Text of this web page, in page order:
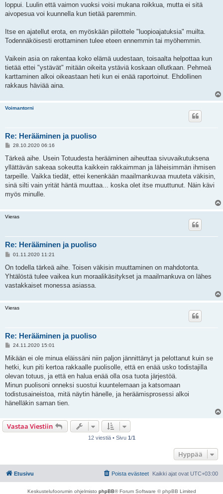
loppui. Luulin että vaimon vuoksi voisi mukana roikkua, mutta ei sitä
aivopesua voi kuunnella kun tietää paremmin.
Itse en ajatellut erota, en myöskään piilottele "luopioajatuksia" muilta.
Todennäköisesti erottaminen tulee eteen ennemmin tai myöhemmin.
Vaikein asia on rakentaa koko elämä uudestaan, toisaalta helpottaa kun
tietää ettei "ystävät" mitään oikeita ystäviä koskaan ollutkaan. Pehmeä
karttaminen alkoi oikeastaan heti kun ei enää raportoinut. Ehdollinen
rakkaus häviää aina.
Voimantorni
Re: Herääminen ja puoliso
V
e
t
i
28.10.2020 06:16
Tärkeä aihe. Usein Totuudesta herääminen aiheuttaa sivuvaikutuksena
yllättävän sakeaa sokeutta kaikkein rakkaimman ja läheisimmän ihmisen
tarpeille. Vaikka tiedät, ettei kenenkään maailmankuvaa muuteta väkisin,
sinä silti vain yrität häntä muuttaa... koska olet itse muuttunut. Näin kävi
myös minulle.
Vieras
Re: Herääminen ja puoliso
V
e
t
i
01.11.2020 11:21
On todella tärkeä aihe. Toisen väkisin muuttaminen on mahdotonta.
Yhtälöstä tulee vaikea kun moraalikäsitykset ja maailmankuva on lähes
vastakkaiset monessa asiassa.
Vieras
Re: Herääminen ja puoliso
V
e
t
i
24.11.2020 15:01
Mikään ei ole minua eläissäni niin paljon jännittänyt ja pelottanut kuin se
hetki, kun piti kertoa rakkaalle puolisolle, että en enää usko todistajilla
olevan totuus, ja että en halua enää olla osa tuota järjestöä.
Minun puolisoni onneksi suostui kuuntelemaan ja katsomaan
todistusaineistoa, mitä näytin hänelle, ja heräämisprosessi alkoi
hänelläkin saman tien.
Vastaa Viestiin
12 viestiä • Sivu 1/1
Hyppää
Etusivu Kaikki ajat ovat UTC+03:00
Poista evästeet
Keskustelufoorumin ohjelmisto phpBB® Forum Software © phpBB Limited